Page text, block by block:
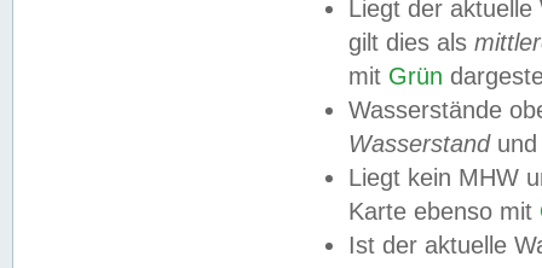
Liegt der
gilt dies als
mit Grün
Wasserstände
Wasserstandund
Liegt kein MHW
Karte ebenso mit
Ist der aktuelle